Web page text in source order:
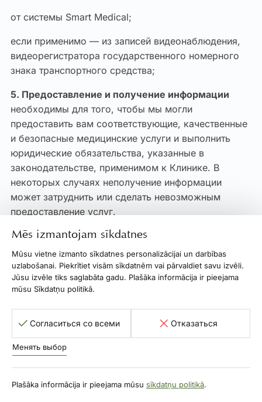
Mēs izmantojam sīkdatnes
Mūsu vietne izmanto sīkdatnes personalizācijai un darbības
uzlabošanai. Piekrītiet visām sīkdatnēm vai pārvaldiet savu izvēli.
Jūsu izvēle tiks saglabāta gadu. Plašāka informācija ir pieejama
mūsu Sīkdatņu politikā.
Согласиться со всеми Отказаться
Менять выбор
Plašāka informācija ir pieejama mūsu sīkdatņu politikā.
от системы Smart Medical;
если применимо — из записей видеонаблюдения,
видеорегистратора государственного номерного
знака транспортного средства;
5. Предоставление и получение информации
необходимы для того, чтобы мы могли
предоставить вам соответствующие, качественные
и безопасные медицинские услуги и выполнить
юридические обязательства, указанные в
законодательстве, применимом к Клинике. В
некоторых случаях неполучение информации
может затруднить или сделать невозможным
предоставление услуг.
6. Возможные получатели персональных данных
6.1. Мы обрабатываем ваши персональные данные
в соответствии с применимым законодательством
и заботимся о том, чтобы ваши персональные
не имеют правовых оснований для обработки
6.2. Доступ к вашим персональным данным при
необходимости могут иметь: